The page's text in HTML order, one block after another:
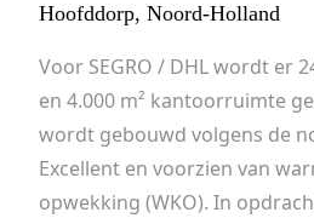
Hoofddorp, Noord-Holland
Voor SEGRO / DHL wordt er
en 4.000 m² kantoorruimte
wordt gebouwd volgens de
Excellent en voorzien van
opwekking (WKO). In